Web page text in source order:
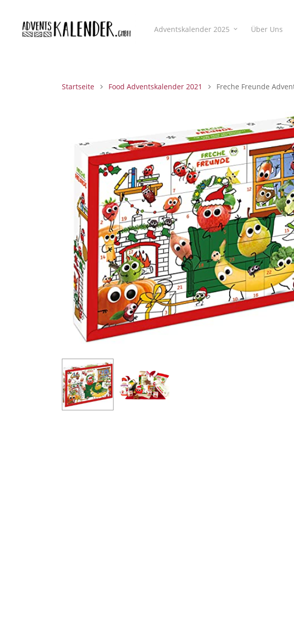
Adventskalender 2025 Über Uns
Startseite Food Adventskalender 2021 Freche Freunde